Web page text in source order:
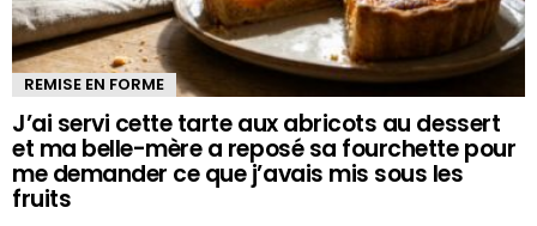
REMISE EN FORME
J’ai servi cette tarte aux abricots au dessert
et ma belle-mère a reposé sa fourchette pour
me demander ce que j’avais mis sous les
fruits